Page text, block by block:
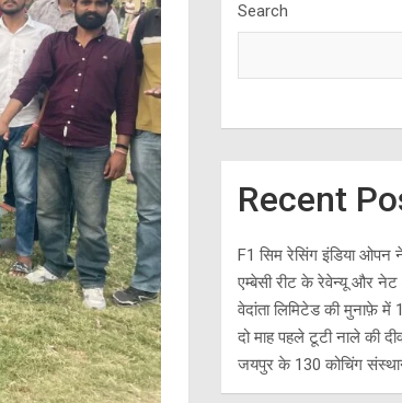
Search
Recent
F1 सिम रेसिंग इंडिया ओपन
एम्बेसी रीट के रेवेन्यू और नेट
वेदांता लिमिटेड की मुनाफ़े में
दो माह पहले टूटी नाले की
जयपुर के 130 कोचिंग